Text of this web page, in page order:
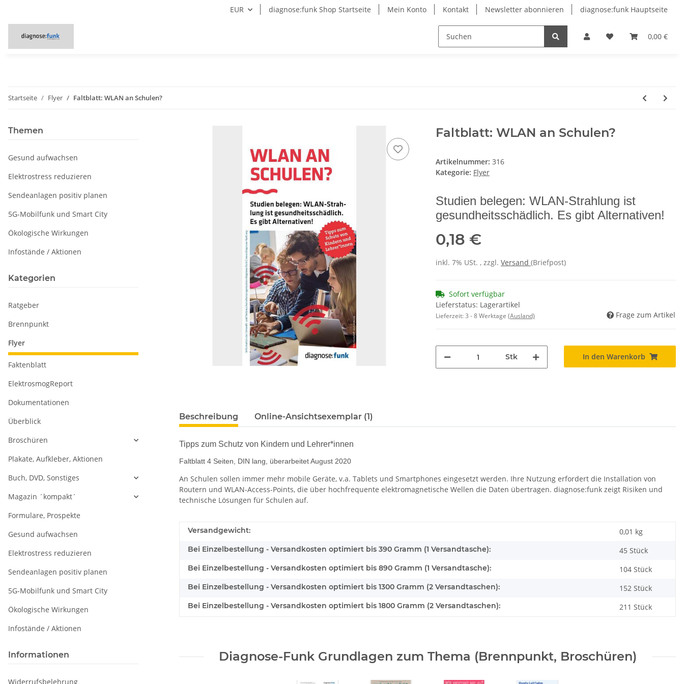
EUR diagnose:funk Shop Startseite Mein Konto Kontakt Newsletter abonnieren diagnose:funk Hauptseite
0,00 €
Startseite Flyer Faltblatt: WLAN an Schulen?
Faltblatt: WLAN an Schulen?
Artikelnummer: 316
Kategorie: Flyer
Studien belegen: WLAN-Strahlung ist
gesundheitsschädlich. Es gibt Alternativen!
0,18 €
inkl. 7% USt. , zzgl. Versand (Briefpost)
Sofort verfügbar
Lieferstatus: Lagerartikel
Lieferzeit:3 - 8 Werktage (Ausland) Frage zum Artikel
Stk In den Warenkorb
Beschreibung Online-Ansichtsexemplar (1)
Tipps zum Schutz von Kindern und Lehrer*innen
Faltblatt 4 Seiten, DIN lang, überarbeitet August 2020
An Schulen sollen immer mehr mobile Geräte, v.a. Tablets und Smartphones eingesetzt werden. Ihre Nutzung erfordert die Installation von
Routern und WLAN-Access-Points, die über hochfrequente elektromagnetische Wellen die Daten übertragen. diagnose:funk zeigt Risiken und
technische Lösungen für Schulen auf.
Versandgewicht: 0,01 kg
Bei Einzelbestellung - Versandkosten optimiert bis 390 Gramm (1 Versandtasche): 45 Stück
Bei Einzelbestellung - Versandkosten optimiert bis 890 Gramm (1 Versandtasche): 104 Stück
Bei Einzelbestellung - Versandkosten optimiert bis 1300 Gramm (2 Versandtaschen): 152 Stück
Bei Einzelbestellung - Versandkosten optimiert bis 1800 Gramm (2 Versandtaschen): 211 Stück
Diagnose-Funk Grundlagen zum Thema (Brennpunkt, Broschüren)
Themen
Gesund aufwachsen
Elektrostress reduzieren
Sendeanlagen positiv planen
5G-Mobilfunk und Smart City
Ökologische Wirkungen
Infostände / Aktionen
Kategorien
Ratgeber
Brennpunkt
Flyer
Faktenblatt
ElektrosmogReport
Dokumentationen
Überblick
Broschüren
Plakate, Aufkleber, Aktionen
Buch, DVD, Sonstiges
Magazin ´kompakt´
Formulare, Prospekte
Gesund aufwachsen
Elektrostress reduzieren
Sendeanlagen positiv planen
5G-Mobilfunk und Smart City
Ökologische Wirkungen
Infostände / Aktionen
Informationen
Widerrufsbelehrung